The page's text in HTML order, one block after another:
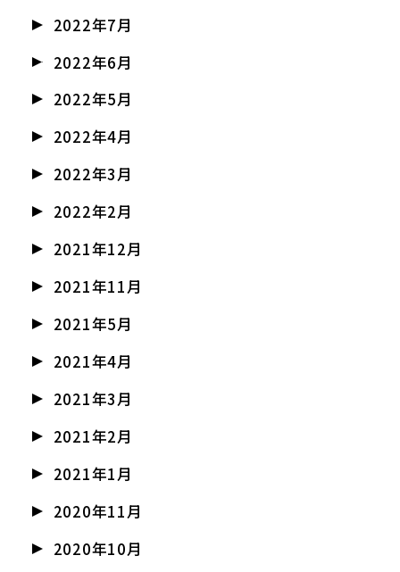
2022年7月
2022年6月
2022年5月
2022年4月
2022年3月
2022年2月
2021年12月
2021年11月
2021年5月
2021年4月
2021年3月
2021年2月
2021年1月
2020年11月
2020年10月